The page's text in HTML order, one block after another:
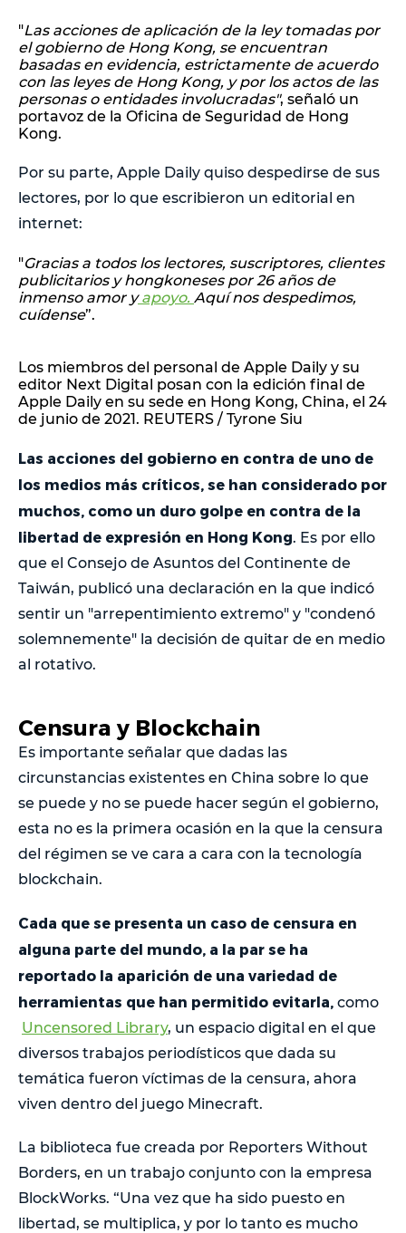
"Las acciones de aplicación de la ley tomadas por
el gobierno de Hong Kong, se encuentran
basadas en evidencia, estrictamente de acuerdo
con las leyes de Hong Kong, y por los actos de las
personas o entidades involucradas", señaló un
portavoz de la Oficina de Seguridad de Hong
Kong.
Por su parte, Apple Daily quiso despedirse de sus
lectores, por lo que escribieron un editorial en
internet:
"Gracias a todos los lectores, suscriptores, clientes
publicitarios y hongkoneses por 26 años de
inmenso amor yapoyo. Aquí nos despedimos,
cuídense”.
Los miembros del personal de Apple Daily y su
editor Next Digital posan con la edición final de
Apple Daily en su sede en Hong Kong, China, el 24
de junio de 2021. REUTERS / Tyrone Siu
Las acciones del gobierno en contra de uno de
los medios más críticos, se han considerado por
muchos, como un duro golpe en contra de la
libertad de expresión en Hong Kong. Es por ello
que el Consejo de Asuntos del Continente de
Taiwán, publicó una declaración en la que indicó
sentir un "arrepentimiento extremo" y "condenó
solemnemente" la decisión de quitar de en medio
al rotativo.
Censura y Blockchain
Es importante señalar que dadas las
circunstancias existentes en China sobre lo que
se puede y no se puede hacer según el gobierno,
esta no es la primera ocasión en la que la censura
del régimen se ve cara a cara con la tecnología
blockchain.
Cada que se presenta un caso de censura en
alguna parte del mundo, a la par se ha
reportado la aparición de una variedad de
herramientas que han permitido evitarla, como
Uncensored Library, un espacio digital en el que
diversos trabajos periodísticos que dada su
temática fueron víctimas de la censura, ahora
viven dentro del juego Minecraft.
La biblioteca fue creada por Reporters Without
Borders, en un trabajo conjunto con la empresa
BlockWorks. “Una vez que ha sido puesto en
libertad, se multiplica, y por lo tanto es mucho